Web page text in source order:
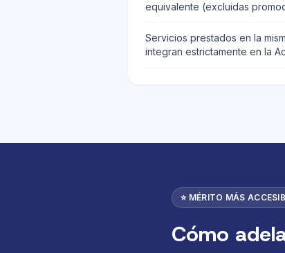
equivalente (excluidas
Servicios prestados en la
integran estrictamente en la
⭐ MÉRITO MÁS
Cómo